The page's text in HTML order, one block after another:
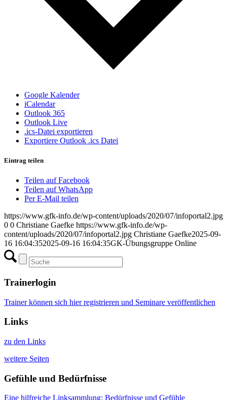
Google Kalender
iCalendar
Outlook 365
Outlook Live
.ics-Datei exportieren
Exportiere Outlook .ics Datei
Eintrag teilen
Teilen auf Facebook
Teilen auf WhatsApp
Per E-Mail teilen
https://www.gfk-info.de/wp-content/uploads/2020/07/infoportal2.jpg
0 0 Christiane Gaefke https://www.gfk-info.de/wp-
content/uploads/2020/07/infoportal2.jpg Christiane Gaefke2025-09-
16 16:04:352025-09-16 16:04:35GK-Übungsgruppe Online
Trainerlogin
Trainer können sich hier registrieren und Seminare veröffentlichen
Links
zu den Links
weitere Seiten
Gefühle und Bedürfnisse
Eine hilfreiche Linksammlung: Bedürfnisse und Gefühle